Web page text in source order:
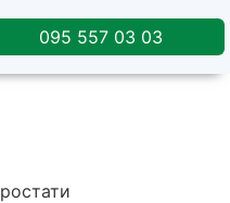
095 557 03 03